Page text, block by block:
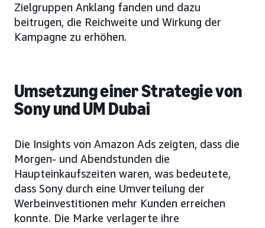
Zielgruppen Anklang fanden und dazu
beitrugen, die Reichweite und Wirkung der
Kampagne zu erhöhen.
Umsetzung einer Strategie von
Sony und UM Dubai
Die Insights von Amazon Ads zeigten, dass die
Morgen- und Abendstunden die
Haupteinkaufszeiten waren, was bedeutete,
dass Sony durch eine Umverteilung der
Werbeinvestitionen mehr Kunden erreichen
konnte. Die Marke verlagerte ihre